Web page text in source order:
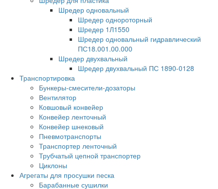
Шредер одновальный
Шредер однороторный
Шредер 1Л1550
Шредер одновальный гидравлический
ПС18.001.00.000
Шредер двухвальный
Шредер двухвальный ПС 1890-0128
Транспортировка
Бункеры-смесители-дозаторы
Вентилятор
Ковшовый конвейер
Конвейер ленточный
Конвейер шнековый
Пневмотранспорты
Транспортер ленточный
Трубчатый цепной транспортер
Циклоны
Агрегаты для просушки песка
Барабанные сушилки